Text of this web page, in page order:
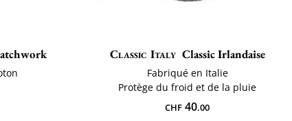
Classic Italy Classic Irlandaise
Fabriqué en Italie
Protège du froid et de la pluie
CHF 40.00